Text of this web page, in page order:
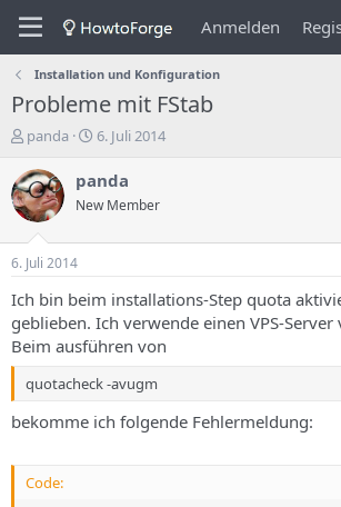
Anmelden
Installation und Konfiguration
Probleme mit FStab
E
s
t
e
l
e
r
d
e
s
h
e
m
s
panda
E
s
e
n
g
s
d
a
t
u
m
6. Juli 2014
panda
New Member
6. Juli 2014
Ich bin beim installations-Step quota
geblieben. Ich verwende einen VPS-Server
Beim ausführen von
quotacheck -avugm
bekomme ich folgende Fehlermeldung:
Code: